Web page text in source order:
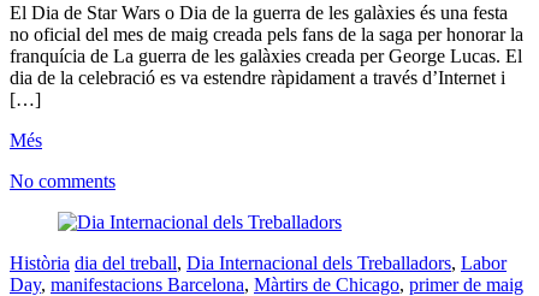
El Dia de Star Wars o Dia de la guerra de les galàxies és una festa
no oficial del mes de maig creada pels fans de la saga per honorar la
franquícia de La guerra de les galàxies creada per George Lucas. El
dia de la celebració es va estendre ràpidament a través d’Internet i
[…]
Més
No comments
Història dia del treball, Dia Internacional dels Treballadors, Labor
Day, manifestacions Barcelona, Màrtirs de Chicago, primer de maig